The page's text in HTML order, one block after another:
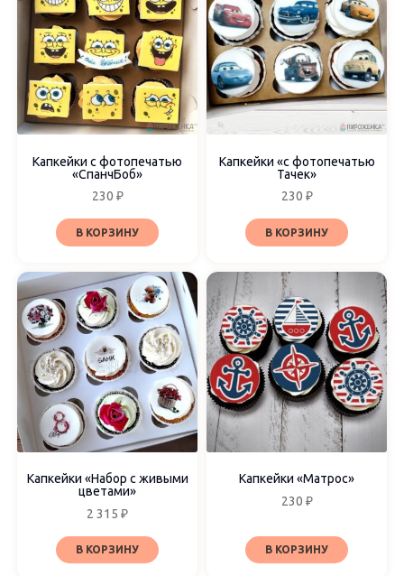
Капкейки с фотопечатью
«СпанчБоб»
230 ₽
В КОРЗИНУ
Капкейки «с фотопечатью
Тачек»
230 ₽
В КОРЗИНУ
Капкейки «Набор с живыми
цветами»
2 315 ₽
В КОРЗИНУ
Капкейки «Матрос»
230 ₽
В КОРЗИНУ